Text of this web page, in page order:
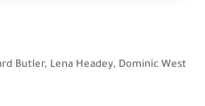
Butler, Lena Headey, Dominic West